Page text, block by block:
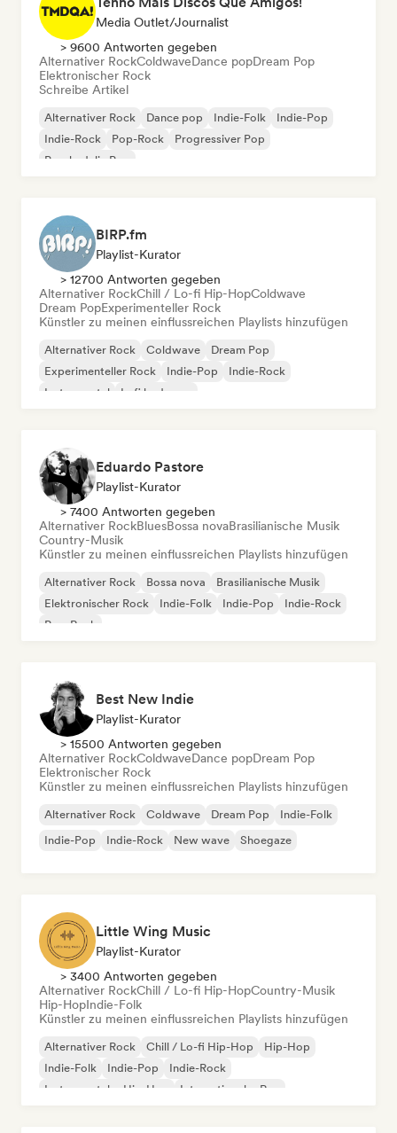
Media Outlet/Journalist
> 9600 Antworten gegeben
Alternativer RockColdwaveDance popDream Pop
Elektronischer Rock
Schreibe Artikel
Alternativer Rock Dance pop Indie-Folk
Indie-Pop
Indie-Rock
Pop-Rock
Progressiver Pop
Psychedelic Pop
BIRP.fm
Playlist-Kurator
> 12700 Antworten gegeben
Alternativer RockChill / Lo-fi Hip-HopColdwave
Dream PopExperimenteller Rock
Künstler zu meinen einflussreichen Playlists hinzufügen
Alternativer Rock Coldwave
Dream Pop
Experimenteller Rock
Indie-Pop
Indie-Rock
Instrumental
Lofi bedroom
Eduardo Pastore
Playlist-Kurator
> 7400 Antworten gegeben
Alternativer RockBluesBossa novaBrasilianische Musik
Country-Musik
Künstler zu meinen einflussreichen Playlists hinzufügen
Alternativer Rock Bossa nova
Brasilianische Musik
Elektronischer Rock
Indie-Folk Indie-Pop
Indie-Rock
Pop-Rock
Best New Indie
Playlist-Kurator
> 15500 Antworten gegeben
Alternativer RockColdwaveDance popDream Pop
Elektronischer Rock
Künstler zu meinen einflussreichen Playlists hinzufügen
Alternativer Rock Coldwave Dream Pop
Indie-Folk
Indie-Pop
Indie-Rock New wave Shoegaze
Little Wing Music
Playlist-Kurator
> 3400 Antworten gegeben
Alternativer RockChill / Lo-fi Hip-HopCountry-Musik
Hip-HopIndie-Folk
Künstler zu meinen einflussreichen Playlists hinzufügen
Alternativer Rock Chill / Lo-fi Hip-Hop
Hip-Hop
Indie-Folk
Indie-Pop
Indie-Rock
Instrumentaler Hip-Hop
Internationaler Rap